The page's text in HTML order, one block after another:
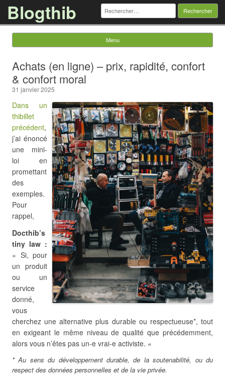
Blogthib Rechercher :
Menu
Achats (en ligne) – prix, rapidité, confort
& confort moral
31 janvier 2025
Dans un
thibillet
précédent,
j’ai énoncé
une mini-
loi en
promettant
des
exemples.
Pour
rappel,
Docthib’s
tiny law :
« Si, pour
un produit
ou un
service
donné,
vous
cherchez une alternative plus durable ou respectueuse*, tout
en exigeant le même niveau de qualité que précédemment,
alors vous n’êtes pas un-e vrai-e activiste. «
* Au sens du développement durable, de la soutenabilité, ou du
respect des données personnelles et de la vie privée.